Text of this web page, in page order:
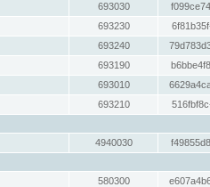
693030
693230
693240
693190
693010
693210
4940030
580300